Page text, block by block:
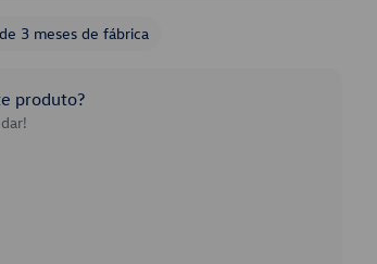
3 meses de fábrica
produto?